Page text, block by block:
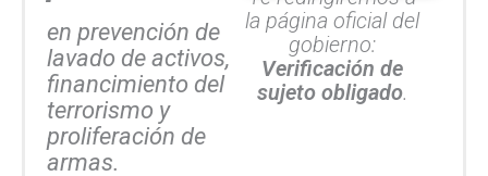
en prevención de
lavado de activos,
financimiento del
terrorismo y
proliferación de
armas.
la página oficial del
gobierno:
Verificación de
sujeto obligado.